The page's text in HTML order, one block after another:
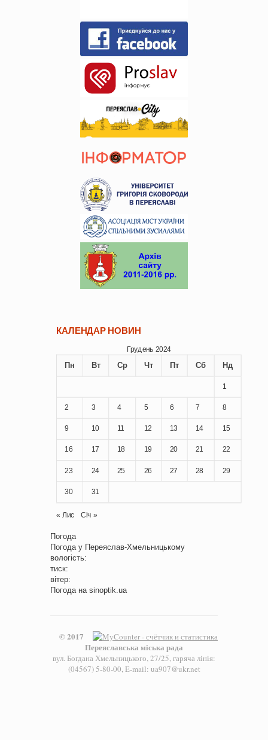
КАЛЕНДАР НОВИН
Грудень 2024
Пн Вт Ср Чт Пт Сб Нд
1
2 3 4 5 6 7 8
9 10 11 12 13 14 15
16 17 18 19 20 21 22
23 24 25 26 27 28 29
30 31
« Лис Січ »
Погода
Погода у Переяслав-Хмельницькому
вологість:
тиск:
вітер:
Погода на sinoptik.ua
© 2017
Переяславська міська рада
вул. Богдана Хмельницького, 27/25, гаряча лінія:
(04567) 5-80-00, E-mail: ua907@ukr.net